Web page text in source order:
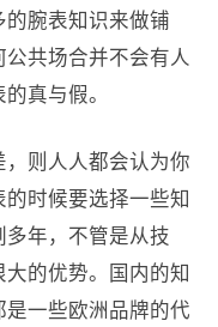
腕表知识来做铺
共场合并不会有人
真与假。
则人人都会认为你
时候要选择一些知
年，不管是从技
的优势。国内的知
一些欧洲品牌的代